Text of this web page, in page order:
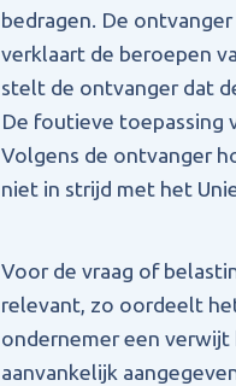
bedragen. De
verklaart de beroepen
stelt de ontvanger dat
De foutieve toepassing
Volgens de ontvanger
niet in strijd met het
Voor de vraag of
relevant, zo oordeelt
ondernemer een verwijt
aanvankelijk